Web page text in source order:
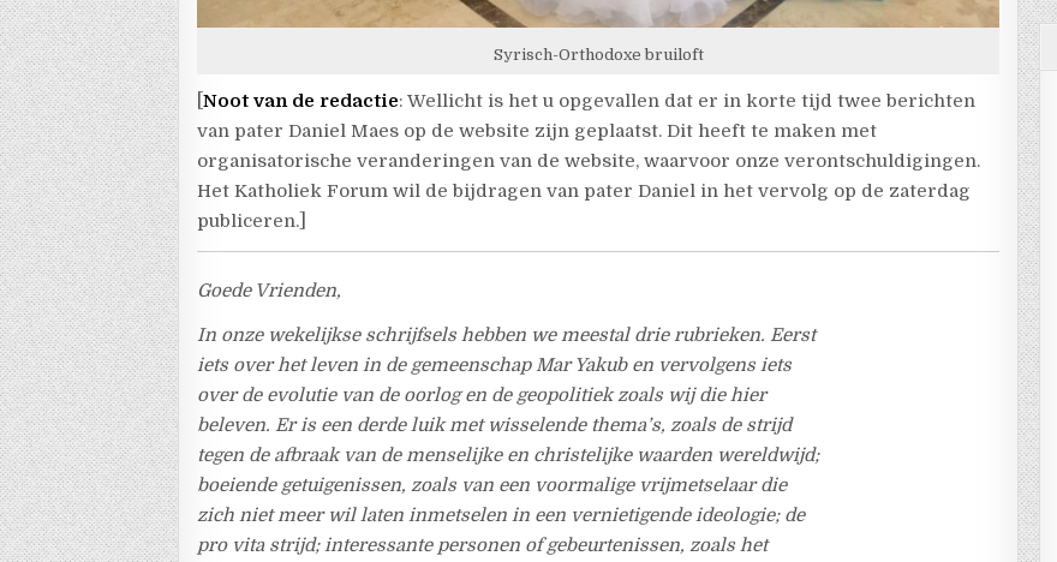
Syrisch-Orthodoxe bruiloft
[Noot van de redactie: Wellicht is het u opgevallen dat er in korte tijd twee berichten
van pater Daniel Maes op de website zijn geplaatst. Dit heeft te maken met
organisatorische veranderingen van de website, waarvoor onze verontschuldigingen.
Het Katholiek Forum wil de bijdragen van pater Daniel in het vervolg op de zaterdag
publiceren.]
Goede Vrienden,
In onze wekelijkse schrijfsels hebben we meestal drie rubrieken. Eerst
iets over het leven in de gemeenschap Mar Yakub en vervolgens iets
over de evolutie van de oorlog en de geopolitiek zoals wij die hier
beleven. Er is een derde luik met wisselende thema’s, zoals de strijd
tegen de afbraak van de menselijke en christelijke waarden wereldwijd;
boeiende getuigenissen, zoals van een voormalige vrijmetselaar die
zich niet meer wil laten inmetselen in een vernietigende ideologie; de
pro vita strijd; interessante personen of gebeurtenissen, zoals het